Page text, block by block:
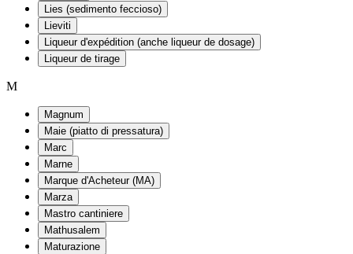
Lies (sedimento feccioso)
Lieviti
Liqueur d'expédition (anche liqueur de dosage)
Liqueur de tirage
M
Magnum
Maie (piatto di pressatura)
Marc
Marne
Marque d'Acheteur (MA)
Marza
Mastro cantiniere
Mathusalem
Maturazione